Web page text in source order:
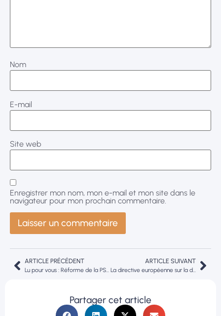
Partager cet article
Nom
E-mail
Site web
Enregistrer mon nom, mon e-mail et mon site dans le
navigateur pour mon prochain commentaire.
ARTICLE PRÉCÉDENT
Lu pour vous : Réforme de la PSC – Des avancées à poursuivre
ARTICLE SUIVANT
La directive européenne sur la durabilité (CSRD) au tamis de la philosophie.